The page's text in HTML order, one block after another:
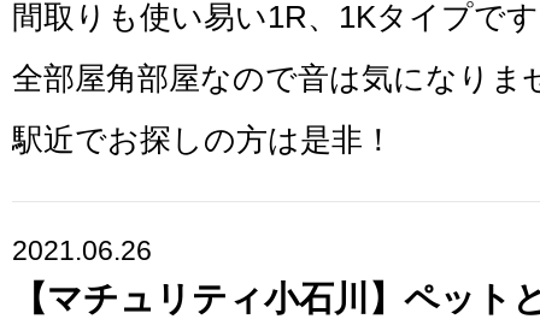
間取りも使い易い1R、1Kタイプで
全部屋角部屋なので音は気になり
駅近でお探しの方は是非！
2021.06.26
【マチュリティ小石川】ペット